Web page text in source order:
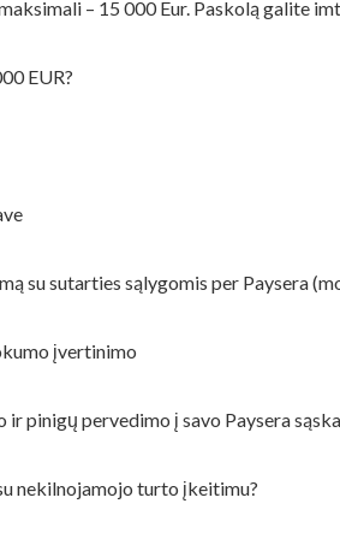
– 15 000 Eur. Paskolą galite
EUR?
sutarties sąlygomis per Paysera
įvertinimo
pinigų pervedimo į savo Paysera
nekilnojamojo turto įkeitimu?